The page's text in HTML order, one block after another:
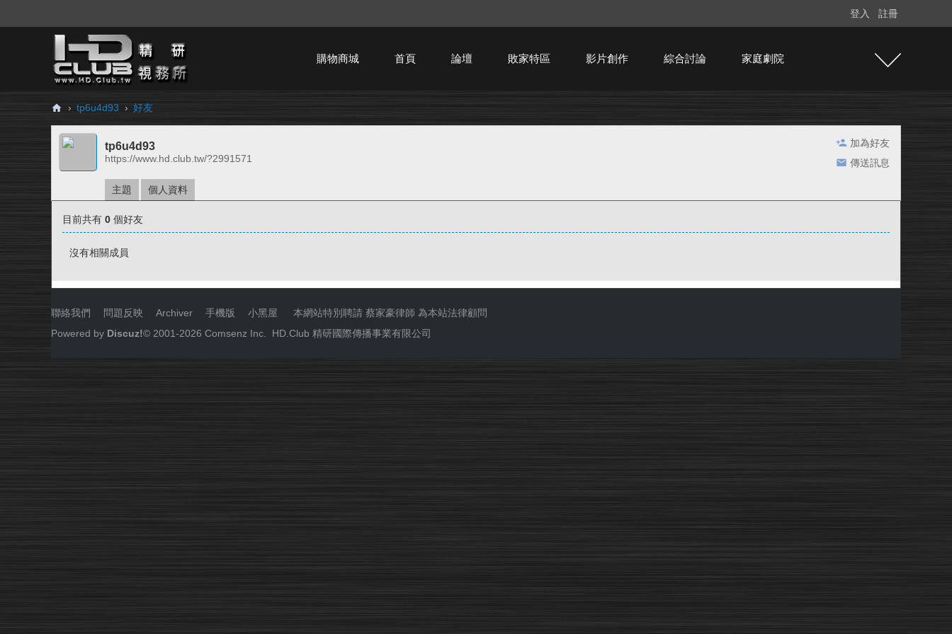
登入 註冊
購物商城 首頁 論壇 敗家特區 影片創作 綜合討論 家庭劇院
H
Cl
所
› tp6u4d93 › 好友
加為好友
傳送訊息
tp6u4d93
https://www.hd.club.tw/?2991571
主題 個人資料
目前共有 0 個好友
沒有相關成員
聯絡我們 問題反映 Archiver 手機版 小黑屋 本網站特別聘請 蔡家豪律師 為本站法律顧問
Powered by Discuz!© 2001-2026 Comsenz Inc. HD.Club 精研國際傳播事業有限公司